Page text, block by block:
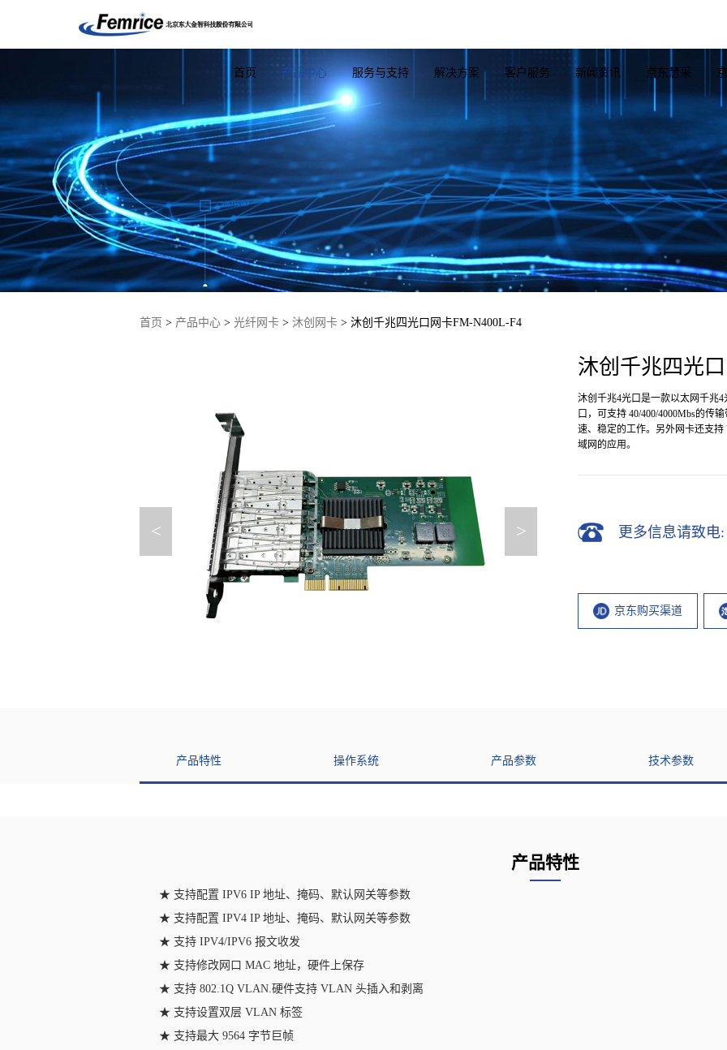
首页 产品中心
ARM主板 工控机 光纤网卡 高速线缆 服务器系列
NXP-A53
NXP-A72
ARM网闸
ARM网关
X86网闸
OCP网卡
千兆网卡
25G网卡
通用数据加速网
卡
Intel前插卡
国产前插卡
AOC线缆
MPO/MTP线缆
Server整机
GPU扩展板卡
服务与支持 解决方案 客户服务 新闻资讯 京东慧采
隔离网闸 光纤网卡
百兆/千兆级
万兆级
OCP网卡
千兆网卡
100G网卡
电口网卡
国产沐创
国产网迅
Intel前插卡
单向传输网卡
千兆光
万兆光
首页 > 产品中心 > 光纤网卡 > 沐创网卡 > 沐创千兆四光口网卡FM-N400L-F4
< >
沐创千兆四光
沐创千兆4光口是一款以太网千兆4
口，可支持 40/400/4000Mbs的传
速、稳定的工作。另外网卡还支
域网的应用。
更多信息请致电:
京东购买渠道
产品特性 操作系统 产品参数 技术参数
产品特性
★ 支持配置 IPV6 IP 地址、掩码、默认网关等参数
★ 支持配置 IPV4 IP 地址、掩码、默认网关等参数
★ 支持 IPV4/IPV6 报文收发
★ 支持修改网口 MAC 地址，硬件上保存
★ 支持 802.1Q VLAN.硬件支持 VLAN 头插入和剥离
★ 支持设置双层 VLAN 标签
★ 支持最大 9564 字节巨帧